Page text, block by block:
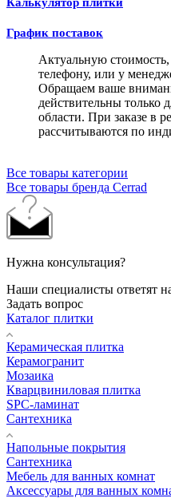
График поставок
Актуальную
телефону, или у
Обращаем ваше
действительны только
области. При заказе в
рассчитываются по
Все товары категории
Все товары бренда Cerrad
Нужна консультация?
Наши специалисты ответят
Задать вопрос
Каталог плитки
Керамическая плитка
Керамогранит
Мозаика
Кварцвиниловая плитка
SPC-ламинат
Сантехника
Напольные покрытия
Сантехника
Мебель для ванных комнат
Аксессуары для ванных